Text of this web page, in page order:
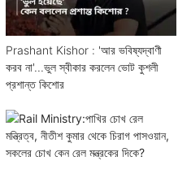
Prashant Kishor : 'আর ভবিষ্যদ্বাণী
করব না'...ভুল স্বীকার করলেন ভোট কুশলী
প্রশান্ত কিশোর